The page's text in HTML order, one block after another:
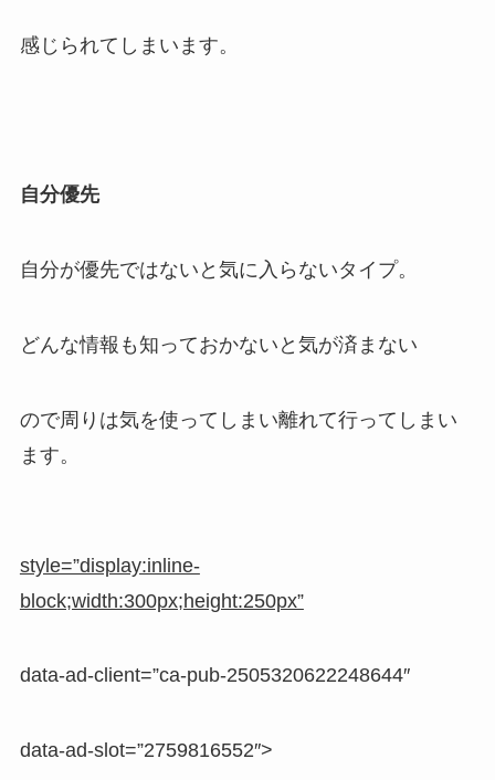
感じられてしまいます。
自分優先
自分が優先ではないと気に入らないタイプ。
どんな情報も知っておかないと気が済まない
ので周りは気を使ってしまい離れて行ってしまい
ます。
style=”display:inline-
block;width:300px;height:250px”
data-ad-client=”ca-pub-2505320622248644″
data-ad-slot=”2759816552″>